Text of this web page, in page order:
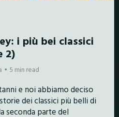
i più bei classici
2)
5 min read
e noi abbiamo deciso
dei classici più belli di
seconda parte del